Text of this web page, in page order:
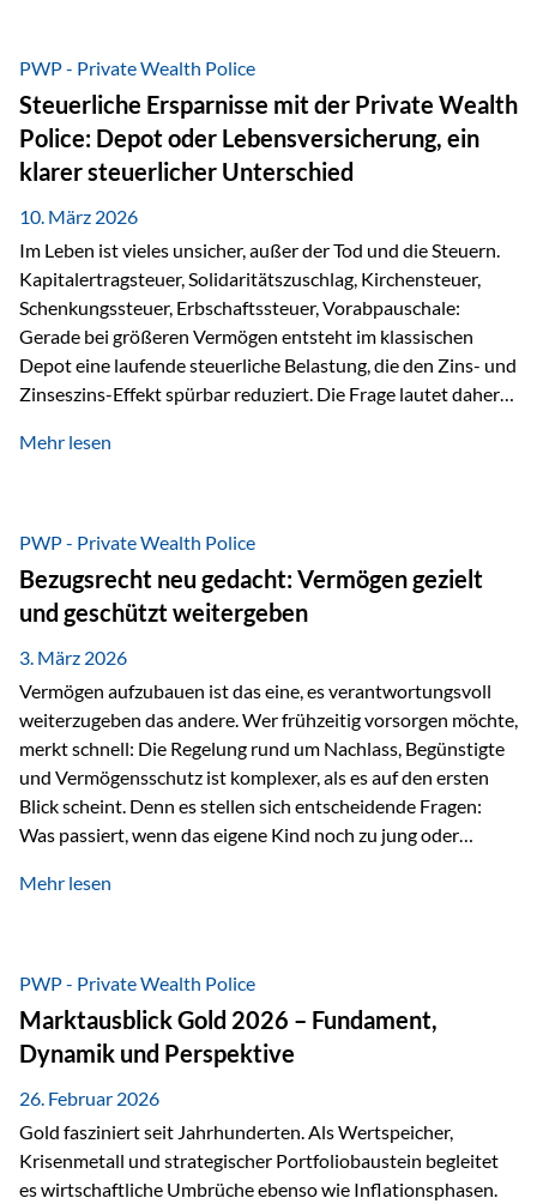
Stunden pro Jahr für vertrieblich tätige Personen in der
Versicherungsbranche. Über die Weiterbildungsdatenbank
von „gut beraten“ können absolvierte Bildungsmaßnahmen
zentral erfasst und dokumentiert werden. „gut beraten“
zertifiziert Als zertifizierter Bildungsanbieter können unsere
Webinare nun für die…
PWP - Private Wealth Police
Steuerliche Ersparnisse mit der Private Wealth
Police: Depot oder Lebensversicherung, ein
klarer steuerlicher Unterschied
10. März 2026
Im Leben ist vieles unsicher, außer der Tod und die Steuern.
Kapitalertragsteuer, Solidaritätszuschlag, Kirchensteuer,
Schenkungssteuer, Erbschaftssteuer, Vorabpauschale:
Gerade bei größeren Vermögen entsteht im klassischen
Depot eine laufende steuerliche Belastung, die den Zins- und
Zinseszins-Effekt spürbar reduziert. Die Frage lautet daher:
nicht laufend Kapital entziehen – sondern möglichst lange im
Privatdepot fallen an: Abgeltungssteuer Fondsbesteuerung
(Vorabpauschale, Teilfreistellung) Kein steuerlicher Abzug
der Vermögensverwaltungs-Gebühren /
Depotbankgebühren Jährliches Steuerreporting erforderlich
Zinsen, Dividenden und Kursgewinne werden laufend
besteuert.
Mehr lesen
PWP - Private Wealth Police
Bezugsrecht neu gedacht: Vermögen gezielt
und geschützt weitergeben
3. März 2026
Vermögen aufzubauen ist das eine, es verantwortungsvoll
weiterzugeben das andere. Wer frühzeitig vorsorgen möchte,
merkt schnell: Die Regelung rund um Nachlass, Begünstigte
und Vermögensschutz ist komplexer, als es auf den ersten
Blick scheint. Denn es stellen sich entscheidende Fragen:
Was passiert, wenn das eigene Kind noch zu jung oder
verwalten? Wie kann verhindert werden, dass Ex-Partner,
unbürokratisch übertragen, ohne ausschließlich auf ein
Testament angewiesen zu sein? Wenn klassische Lösungen
nicht ausreichen Traditionelle Nachlassregelungen stoßen
oft…
Mehr lesen
PWP - Private Wealth Police
Marktausblick Gold 2026 – Fundament,
Dynamik und Perspektive
26. Februar 2026
Gold fasziniert seit Jahrhunderten. Als Wertspeicher,
Krisenmetall und strategischer Portfoliobaustein begleitet
es wirtschaftliche Umbrüche ebenso wie Inflationsphasen.